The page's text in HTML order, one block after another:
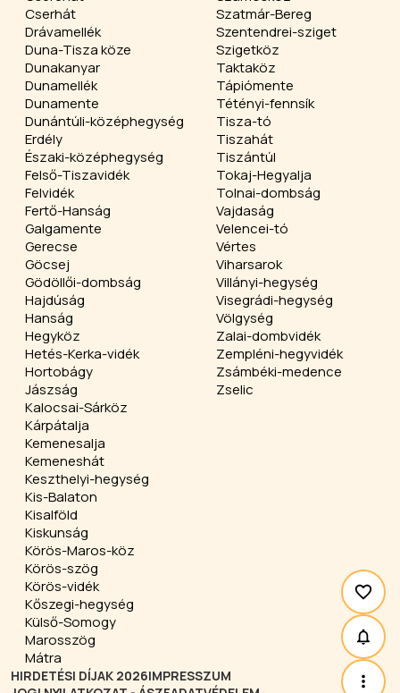
Cserhát
Drávamellék
Duna-Tisza köze
Dunakanyar
Dunamellék
Dunamente
Dunántúli-középhegység
Erdély
Északi-középhegység
Felső-Tiszavidék
Felvidék
Fertő-Hanság
Galgamente
Gerecse
Göcsej
Gödöllői-dombság
Hajdúság
Hanság
Hegyköz
Hetés-Kerka-vidék
Hortobágy
Jászság
Kalocsai-Sárköz
Kárpátalja
Kemenesalja
Kemeneshát
Keszthelyi-hegység
Kis-Balaton
Kisalföld
Kiskunság
Körös-Maros-köz
Körös-szög
Körös-vidék
Kőszegi-hegység
Külső-Somogy
Marosszög
Mátra
Szatmár-Bereg
Szentendrei-sziget
Szigetköz
Taktaköz
Tápiómente
Tétényi-fennsík
Tisza-tó
Tiszahát
Tiszántúl
Tokaj-Hegyalja
Tolnai-dombság
Vajdaság
Velencei-tó
Vértes
Viharsarok
Villányi-hegység
Visegrádi-hegység
Völgység
Zalai-dombvidék
Zempléni-hegyvidék
Zsámbéki-medence
Zselic
HIRDETÉSI DÍJAK 2026IMPRESSZUM